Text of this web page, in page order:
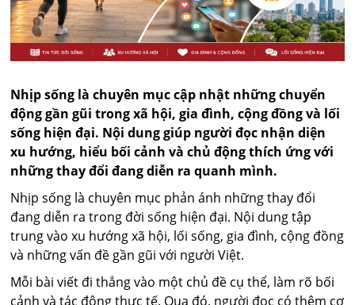
Nhịp sống là chuyên mục cập nhật những chuyển
động gần gũi trong xã hội, gia đình, cộng đồng và lối
sống hiện đại. Nội dung giúp người đọc nhận diện
xu hướng, hiểu bối cảnh và chủ động thích ứng với
những thay đổi đang diễn ra quanh mình.
Nhịp sống là chuyên mục phản ánh những thay đổi
đang diễn ra trong đời sống hiện đại. Nội dung tập
trung vào xu hướng xã hội, lối sống, gia đình, cộng đồng
và những vấn đề gần gũi với người Việt.
Mỗi bài viết đi thẳng vào một chủ đề cụ thể, làm rõ bối
cảnh và tác động thực tế. Qua đó, người đọc có thêm cơ